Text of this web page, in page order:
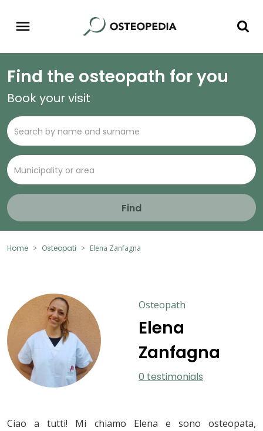
Find the osteopath for you
Book your visit
Find
Home Osteopati Elena Zanfagna
Osteopath
Elena
Zanfagna
0 testimonials
Ciao a tutti! Mi chiamo Elena e sono osteopata,